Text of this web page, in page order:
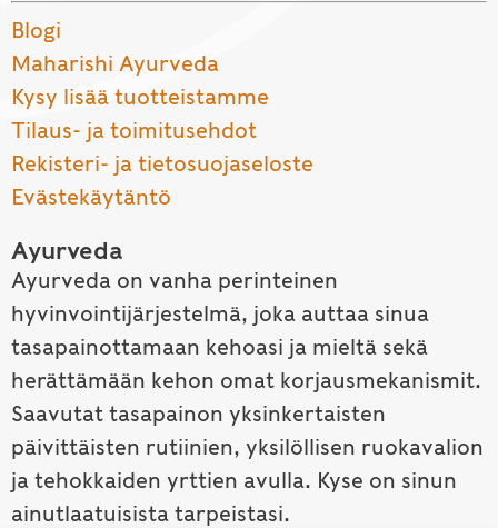
Blogi
Maharishi Ayurveda
Kysy lisää tuotteistamme
Tilaus- ja toimitusehdot
Rekisteri- ja tietosuojaseloste
Evästekäytäntö
Ayurveda
Ayurveda on vanha perinteinen
hyvinvointijärjestelmä, joka auttaa sinua
tasapainottamaan kehoasi ja mieltä sekä
herättämään kehon omat korjausmekanismit.
Saavutat tasapainon yksinkertaisten
päivittäisten rutiinien, yksilöllisen ruokavalion
ja tehokkaiden yrttien avulla. Kyse on sinun
ainutlaatuisista tarpeistasi.